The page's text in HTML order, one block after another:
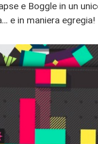
e Boggle in un
e in maniera egregia!